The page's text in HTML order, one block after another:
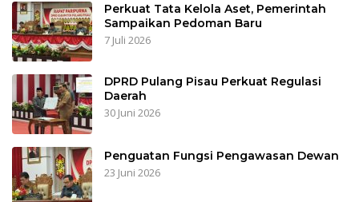
Perkuat Tata Kelola Aset, Pemerintah
Sampaikan Pedoman Baru
7 Juli 2026
DPRD Pulang Pisau Perkuat Regulasi
Daerah
30 Juni 2026
Penguatan Fungsi Pengawasan Dewan
23 Juni 2026